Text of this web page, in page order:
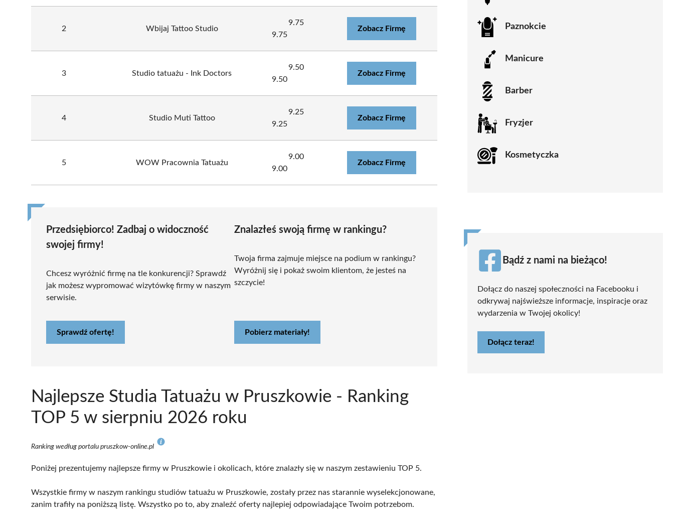
2 Wbijaj Tattoo Studio
9.75
9.75
Zobacz Firmę
3 Studio tatuażu - Ink Doctors
9.50
9.50
Zobacz Firmę
4 Studio Muti Tattoo
9.25
9.25
Zobacz Firmę
5 WOW Pracownia Tatuażu
9.00
9.00
Zobacz Firmę
Przedsiębiorco! Zadbaj o widoczność
swojej firmy!
Chcesz wyróżnić firmę na tle konkurencji? Sprawdź
jak możesz wypromować wizytówkę firmy w naszym
serwisie.
Sprawdź ofertę!
Znalazłeś swoją firmę w rankingu?
Twoja firma zajmuje miejsce na podium w rankingu?
Wyróżnij się i pokaż swoim klientom, że jesteś na
szczycie!
Pobierz materiały!
Najlepsze Studia Tatuażu w Pruszkowie - Ranking
TOP 5 w sierpniu 2026 roku
Ranking według portalu pruszkow-online.pl
Poniżej prezentujemy najlepsze firmy w Pruszkowie i okolicach, które znalazły się w naszym zestawieniu TOP 5.
Wszystkie firmy w naszym rankingu studiów tatuażu w Pruszkowie, zostały przez nas starannie wyselekcjonowane,
zanim trafiły na poniższą listę. Wszystko po to, aby znaleźć oferty najlepiej odpowiadające Twoim potrzebom.
Paznokcie
Manicure
Barber
Fryzjer
Kosmetyczka
Bądź z nami na bieżąco!
Dołącz do naszej społeczności na Facebooku i
odkrywaj najświeższe informacje, inspiracje oraz
wydarzenia w Twojej okolicy!
Dołącz teraz!